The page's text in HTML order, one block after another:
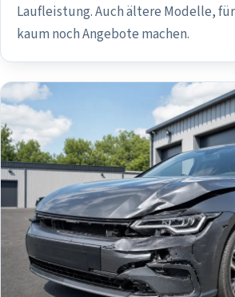
Laufleistung. Auch ältere Modelle,
kaum noch Angebote machen.